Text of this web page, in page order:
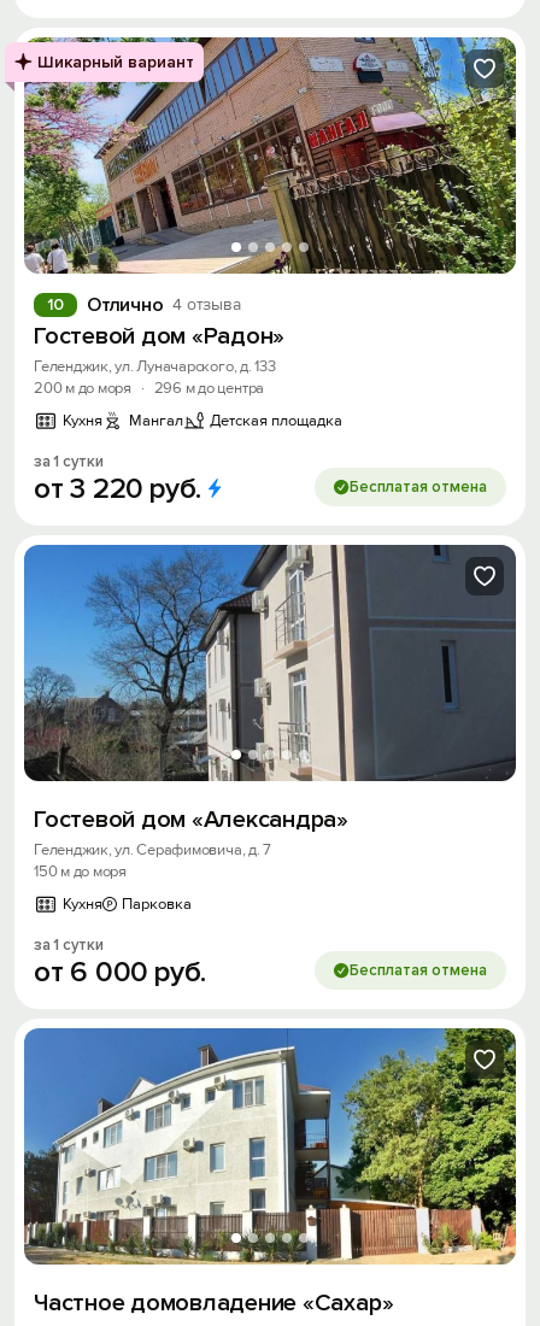
Шикарный вариант
Отлично 4 отзыва
10
Гостевой дом «Радон»
Геленджик, ул. Луначарского, д. 133
200 м до моря
· 296 м до центра
Кухня
Мангал Детская площадка
за 1 сутки
от3 220 руб. Бесплатая отмена
Гостевой дом «Александра»
Геленджик, ул. Серафимовича, д. 7
150 м до моря
Кухня
Парковка
за 1 сутки
от 6 000 руб. Бесплатая отмена
Частное домовладение «Сахар»